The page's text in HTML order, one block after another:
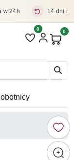
w 24h 14 dni
Liczba pozycji
0 0